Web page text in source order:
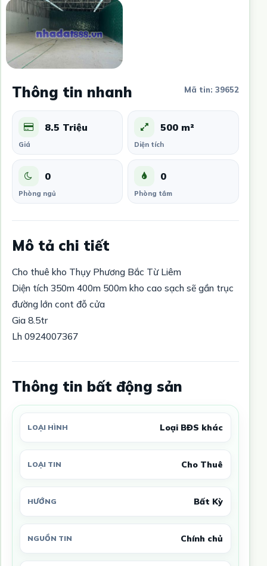
Thông tin nhanh Mã tin: 39652
8.5 Triệu
Giá
500 m²
Diện tích
0
Phòng ngủ
0
Phòng tắm
Mô tả chi tiết
Cho thuê kho Thụy Phương Bắc Từ Liêm
Diện tích 350m 400m 500m kho cao sạch sẽ gần trục
đường lớn cont đỗ cửa
Gia 8.5tr
Lh 0924007367
Thông tin bất động sản
LOẠI HÌNH Loại BĐS khác
LOẠI TIN Cho Thuê
HƯỚNG Bất Kỳ
NGUỒN TIN Chính chủ